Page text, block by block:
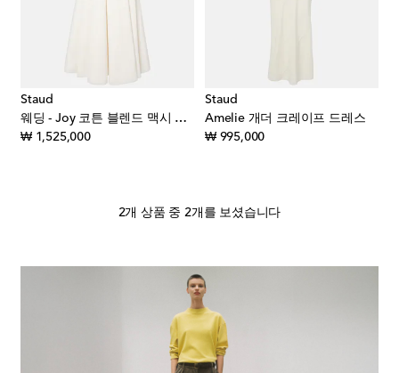
Staud
웨딩 - Joy 코튼 블렌드 맥시 드레스
₩ 1,525,000original price
Staud
Amelie 개더 크레이프 드레스
₩ 995,000original price
2개 상품 중 2개를 보셨습니다